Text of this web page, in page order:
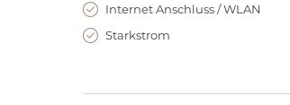
Internet Anschluss / WLAN
Starkstrom